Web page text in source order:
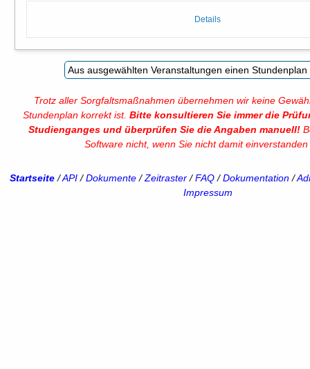
Details
Trotz aller Sorgfaltsmaßnahmen übernehmen wir keine
Stundenplan korrekt ist. Bitte konsultieren Sie immer die
Studienganges und überprüfen Sie die Angaben manuell!
Software nicht, wenn Sie nicht damit einverstanden
Startseite/API/Dokumente/Zeitraster/FAQ/Dokumentation/
Impressum